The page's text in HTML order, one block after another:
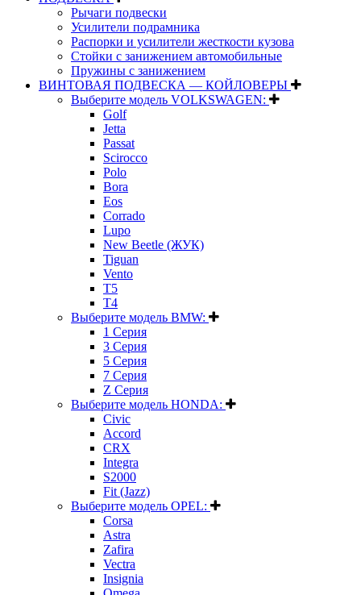
Рычаги подвески
Усилители подрамника
Распорки и усилители жесткости кузова
Стойки с занижением автомобильные
Пружины с занижением
ВИНТОВАЯ ПОДВЕСКА — КОЙЛОВЕРЫ
Выберите модель VOLKSWAGEN:
Golf
Jetta
Passat
Scirocco
Polo
Bora
Eos
Corrado
Lupo
New Beetle (ЖУК)
Tiguan
Vento
T5
T4
Выберите модель BMW:
1 Серия
3 Серия
5 Серия
7 Серия
Z Серия
Выберите модель HONDA:
Civic
Accord
CRX
Integra
S2000
Fit (Jazz)
Выберите модель OPEL:
Corsa
Astra
Zafira
Vectra
Insignia